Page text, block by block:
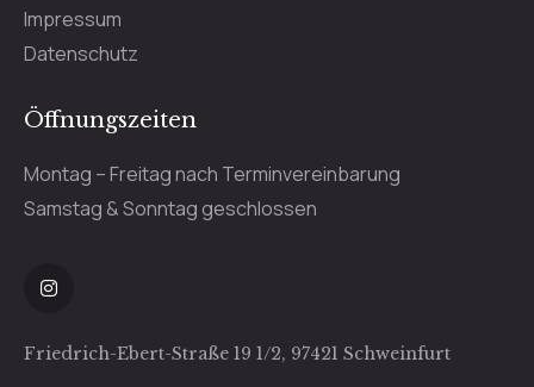
Impressum
Datenschutz
Öffnungszeiten
Montag – Freitag nach Terminvereinbarung
Samstag & Sonntag geschlossen
Friedrich-Ebert-Straße 19 1/2, 97421 Schweinfurt